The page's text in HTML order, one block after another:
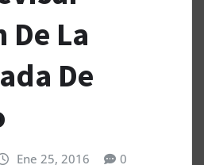
La
De
Ene 25, 2016 0